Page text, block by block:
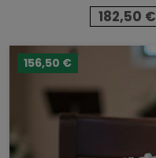
182,50 €
156,50 €